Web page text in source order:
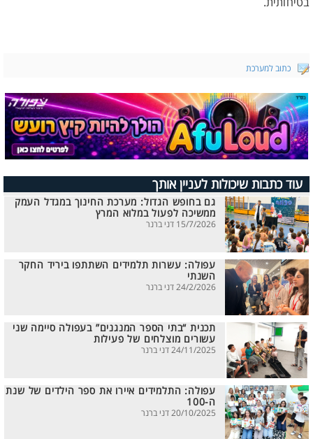
בטיחותית.
כתוב למערכת
עוד כתבות שיכולות לעניין אותך
גם בחופש הגדול: מערכת החינוך במגדל העמק
ממשיכה לפעול במלוא המרץ
15/7/2026 דני ברנר
עפולה: עשרות תלמידים השתתפו ביריד החקר
השנתי
24/2/2026 דני ברנר
תכנית “בתי הספר המנגנים” בעפולה סיימה שני
עשורים מוצלחים של פעילות
24/11/2025 דני ברנר
עפולה: התלמידים איירו את ספר הילדים של שנת
ה-100
20/10/2025 דני ברנר